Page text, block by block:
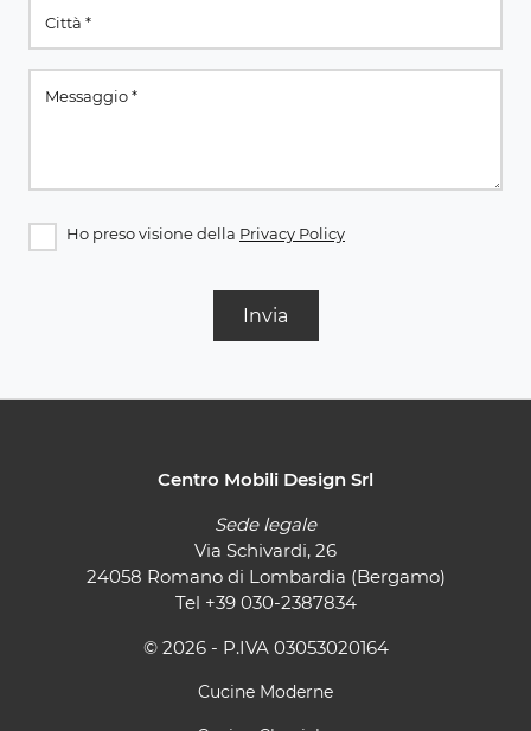
Ho preso visione della Privacy Policy
Invia
Centro Mobili Design Srl
Sede legale
Via Schivardi, 26
24058 Romano di Lombardia (Bergamo)
Tel +39 030-2387834
© 2026 - P.IVA 03053020164
Cucine Moderne